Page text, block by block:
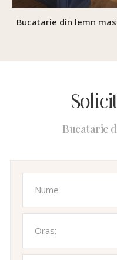
Bucatarie din lemn
Bucatarie